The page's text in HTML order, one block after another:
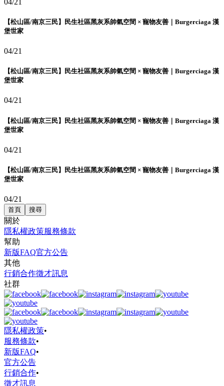
【松山區/南京三民】民生社區黑灰系帥氣空間 × 寵物友善｜Burgerciaga 漢
堡世家
04/21
【松山區/南京三民】民生社區黑灰系帥氣空間 × 寵物友善｜Burgerciaga 漢
堡世家
04/21
【松山區/南京三民】民生社區黑灰系帥氣空間 × 寵物友善｜Burgerciaga 漢
堡世家
04/21
【松山區/南京三民】民生社區黑灰系帥氣空間 × 寵物友善｜Burgerciaga 漢
堡世家
04/21
首頁 搜尋
關於
隱私權政策服務條款
幫助
新版FAQ官方公告
其他
行銷合作徵才訊息
社群
隱私權政策•
服務條款•
新版FAQ•
官方公告
行銷合作•
徵才訊息